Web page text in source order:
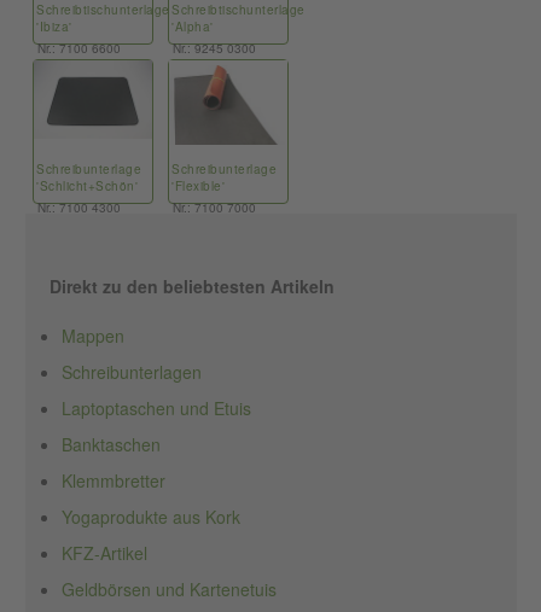
Schreibtischunterlage
'Ibiza'
Nr.: 7100 6600
Schreibtischunterlage
'Alpha'
Nr.: 9245 0300
Schreibunterlage
'Schlicht+Schön'
Nr.: 7100 4300
Schreibunterlage
'Flexible'
Nr.: 7100 7000
Direkt zu den beliebtesten Artikeln
Mappen
Schreibunterlagen
Laptoptaschen und Etuis
Banktaschen
Klemmbretter
Yogaprodukte aus Kork
KFZ-Artikel
Geldbörsen und Kartenetuis